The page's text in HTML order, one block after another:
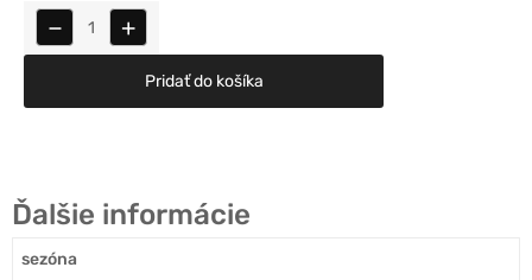
− +
Pridať do košíka
Ďalšie informácie
sezóna